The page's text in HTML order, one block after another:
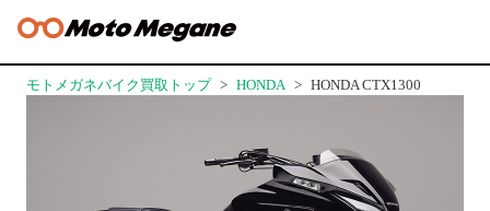
モトメガネバイク買取トップ HONDA HONDA CTX1300